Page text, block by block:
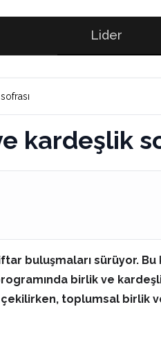
Lider
kardeşlik
buluşmaları sürüyor.
birlik ve
toplumsal birlik